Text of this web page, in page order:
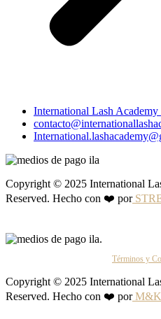
International Lash
Copyright © 2025 International
Reserved. Hecho con ❤️ por
Términos y
Copyright © 2025 International
Reserved. Hecho con ❤️ porM&K